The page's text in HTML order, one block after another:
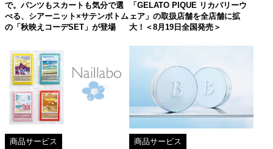
で。パンツもスカートも気分で選
べる、シアーニット×サテンボトム
の「秋映えコーデSET」が登場
「GELATO PIQUE リカバリーウ
ェア」の取扱店舗を全店舗に拡
大！＜8月19日全国発売＞
商品サービス 商品サービス